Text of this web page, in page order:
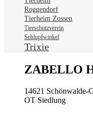
Roggendorf
Tierheim Zossen
Tierschutzverein
Schlupfwinkel
Trixie
ZABELLO
14621 Schönwalde-
OT Siedlung